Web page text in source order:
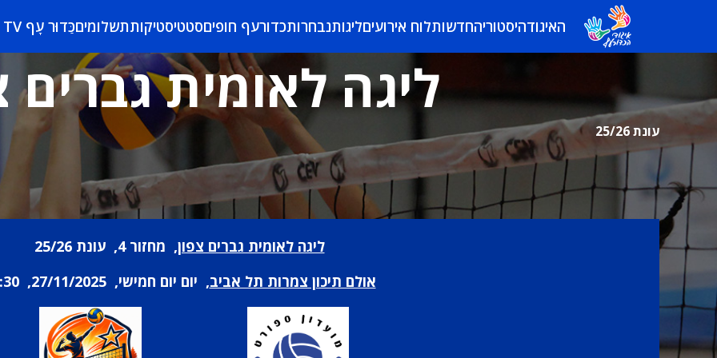
האיגודהיסטוריהחדשותלוח אירועיםליגותנבחרותכדורעף חופיםסטטיסטיקותתשלומיםכַּדוּר עָף TV
ליגה לאומית גברים
עונת 25/26
ליגה לאומית גברים צפון, מחזור 4, עונת 25/26
אולם תיכון צמרות תל אביב, יום יום חמישי, 27/11/2025, 20:30